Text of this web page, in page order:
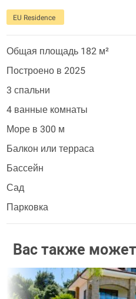
EU Residence
Общая площадь 182 м²
Построено в 2025
3 спальни
4 ванные комнаты
Море в 300 м
Балкон или терраса
Бассейн
Сад
Парковка
Вас также